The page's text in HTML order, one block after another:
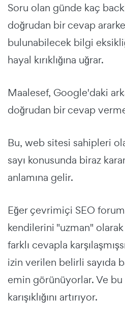
Soru olan günde kaç
doğrudan bir cevap
bulunabilecek bilgi
hayal kırıklığına uğrar.
Maalesef, Google'daki
doğrudan bir cevap
Bu, web sitesi sahipleri
sayı konusunda biraz
anlamına gelir.
Eğer çevrimiçi SEO
kendilerini "uzman"
farklı cevapla
izin verilen belirli sayıda
emin görünüyorlar. Ve bu
karışıklığını artırıyor.